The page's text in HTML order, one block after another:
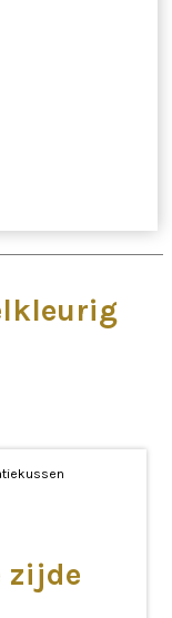
zijde